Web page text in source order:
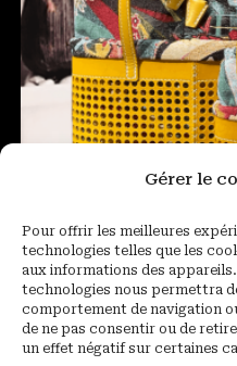
Gérer le
Pour offrir les meilleures
technologies telles que les
aux informations des
technologies nous permettra
comportement de navigation
de ne pas consentir ou de
un effet négatif sur certaines
Sac à main Le